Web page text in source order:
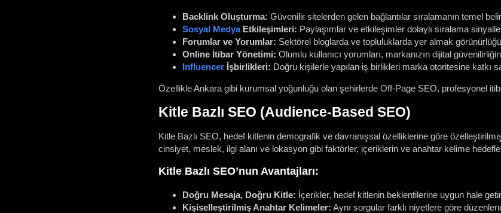
Backlink Oluşturma: Güvenilir sitelerden gelen bağlantılar sıralamanın temel
Sosyal MedyaEtkileşimleri: Paylaşımlar ve etkileşimler dolaylı sıralama
Forumlar ve Yorumlar: Sektörel bloglarda ve topluluklarda yer almak görünürlüğü
Online İtibar Yönetimi: Olumlu kullanıcı yorumları, markanızın dijital
Influencerİşbirlikleri: Doğru kişilerle yapılan iş birlikleri marka otoritesine katkı
Özellikle Ankara gibi kurumsal yoğunluğu olan şehirlerde Off-Page SEO, profesyonel
Kitle Bazlı SEO (Audience-Based SEO)
Kitle Bazlı SEO, hedef kitlenin demografik ve davranışsal özelliklerine göre
cinsiyet, meslek, ilgi alanı ve lokasyon gibi faktörler, içeriklerin ve anahtar kelime
Kitle Bazlı SEO’nun Avantajları:
Doğru Mesaja, Doğru Kitle: İçerikler, hedef kitlenin beklentilerine uygun hale
Kişiselleştirilmiş Anahtar Kelimeler: Aynı sorgular farklı niyetlere göre